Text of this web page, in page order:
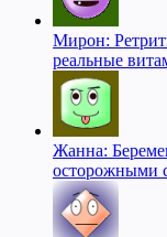
Мирон:
реальные
Жанна:
осторожными